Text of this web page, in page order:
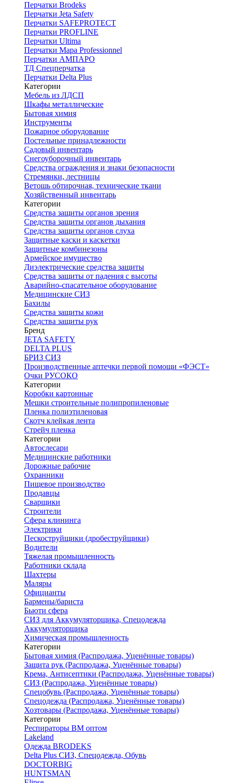
Перчатки Brodeks
Перчатки Jeta Safety
Перчатки SAFEPROTECT
Перчатки PROFLINE
Перчатки Ultima
Перчатки Мара Professionnel
Перчатки АМПАРО
ТД Спецперчатка
Перчатки Delta Plus
Категории
Мебель из ЛДСП
Шкафы металлические
Бытовая химия
Инструменты
Пожарное оборудование
Постельные принадлежности
Садовый инвентарь
Снегоуборочный инвентарь
Средства ограждения и знаки безопасности
Стремянки, лестницы
Ветошь обтирочная, технические ткани
Хозяйственный инвентарь
Категории
Средства защиты органов зрения
Средства защиты органов дыхания
Средства защиты органов слуха
Защитные каски и каскетки
Защитные комбинезоны
Армейское имущество
Диэлектрические средства защиты
Средства защиты от падения с высоты
Аварийно-спасательное оборудование
Медицинские СИЗ
Бахилы
Средства защиты кожи
Средства защиты рук
Бренд
JETA SAFETY
DELTA PLUS
БРИЗ СИЗ
Производственные аптечки первой помощи «ФЭСТ»
Очки РУСОКО
Категории
Коробки картонные
Мешки строительные полипропиленовые
Пленка полиэтиленовая
Скотч клейкая лента
Стрейч пленка
Категории
Автослесари
Медицинские работники
Дорожные рабочие
Охранники
Пищевое производство
Продавцы
Сварщики
Строители
Сфера клининга
Электрики
Пескоструйщики (дробеструйщики)
Водители
Тяжелая промышленность
Работники склада
Шахтеры
Маляры
Официанты
Бармены/бариста
Бьюти сфера
СИЗ для Аккумуляторщика, Спецодежда
Аккумуляторщика
Химическая промышленность
Категории
Бытовая химия (Распродажа, Уценённые товары)
Защита рук (Распродажа, Уценённые товары)
Крема, Антисептики (Распродажа, Уценённые товары)
СИЗ (Распродажа, Уценённые товары)
Спецобувь (Распродажа, Уценённые товары)
Спецодежда (Распродажа, Уценённые товары)
Хозтовары (Распродажа, Уценённые товары)
Категории
Респираторы ВМ оптом
Lakeland
Одежда BRODEKS
Delta Plus СИЗ, Спецодежда, Обувь
DOCTORBIG
HUNTSMAN